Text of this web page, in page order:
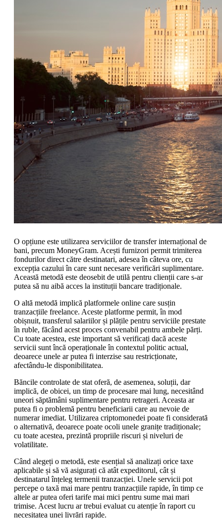
O opțiune este utilizarea serviciilor de transfer internațional de
bani, precum MoneyGram. Acești furnizori permit trimiterea
fondurilor direct către destinatari, adesea în câteva ore, cu
excepția cazului în care sunt necesare verificări suplimentare.
Această metodă este deosebit de utilă pentru clienții care s-ar
putea să nu aibă acces la instituții bancare tradiționale.
O altă metodă implică platformele online care susțin
tranzacțiile freelance. Aceste platforme permit, în mod
obișnuit, transferul salariilor și plățile pentru serviciile prestate
în ruble, făcând acest proces convenabil pentru ambele părți.
Cu toate acestea, este important să verificați dacă aceste
servicii sunt încă operaționale în contextul politic actual,
deoarece unele ar putea fi interzise sau restricționate,
afectându-le disponibilitatea.
Băncile controlate de stat oferă, de asemenea, soluții, dar
implică, de obicei, un timp de procesare mai lung, necesitând
uneori săptămâni suplimentare pentru retrageri. Aceasta ar
putea fi o problemă pentru beneficiarii care au nevoie de
numerar imediat. Utilizarea criptomonedei poate fi considerată
o alternativă, deoarece poate ocoli unele granițe tradiționale;
cu toate acestea, prezintă propriile riscuri și niveluri de
volatilitate.
Când alegeți o metodă, este esențial să analizați orice taxe
aplicabile și să vă asigurați că atât expeditorul, cât și
destinatarul înțeleg termenii tranzacției. Unele servicii pot
percepe o taxă mai mare pentru tranzacțiile rapide, în timp ce
altele ar putea oferi tarife mai mici pentru sume mai mari
trimise. Acest lucru ar trebui evaluat cu atenție în raport cu
necesitatea unei livrări rapide.